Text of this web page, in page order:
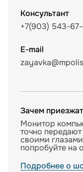
Консультант
+7(903) 543-
E-mail
Зачем
Монитор
точно
своими
попробуйте на
Подробнее о